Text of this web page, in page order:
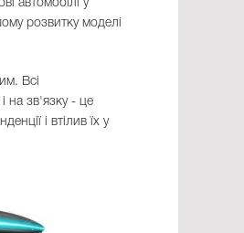
автомобілі у
розвитку моделі
Всі
на зв'язку - це
і втілив їх у